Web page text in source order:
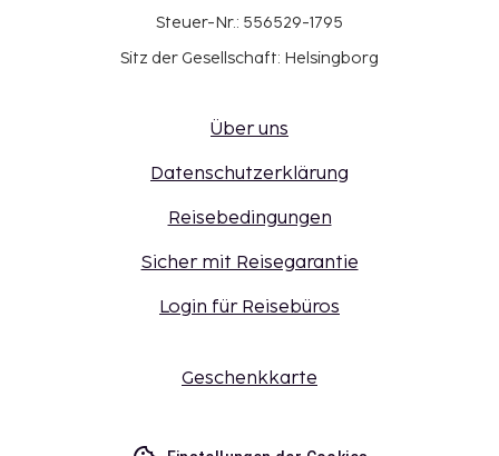
Steuer-Nr.: 556529-1795
Sitz der Gesellschaft: Helsingborg
Über uns
Datenschutzerklärung
Reisebedingungen
Sicher mit Reisegarantie
Login für Reisebüros
Geschenkkarte